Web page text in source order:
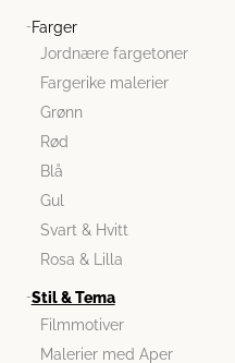
Farger
Jordnære fargetoner
Fargerike malerier
Grønn
Rød
Blå
Gul
Svart & Hvitt
Rosa & Lilla
Stil & Tema
Filmmotiver
Malerier med Aper